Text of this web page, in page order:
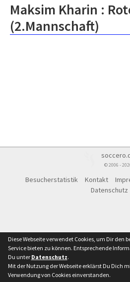
Maksim Kharin :
(2.Mannschaft)
© 2006 -
Besucherstatistik Kontakt
Datenschutz
Diese Webseite verwendet Cookies, um Dir den
Service bieten zu können. Entsprechende
Du unter Datenschutz.
Mit der Nutzung der Webseite erklärst Du Dich
Verwendung von Cookies einverstanden.